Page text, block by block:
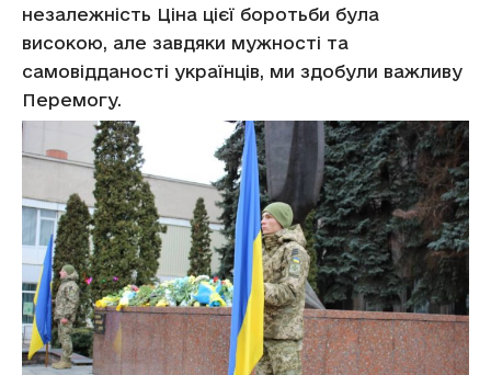
незалежність Ціна цієї боротьби була
високою, але завдяки мужності та
самовідданості українців, ми здобули важливу
Перемогу.